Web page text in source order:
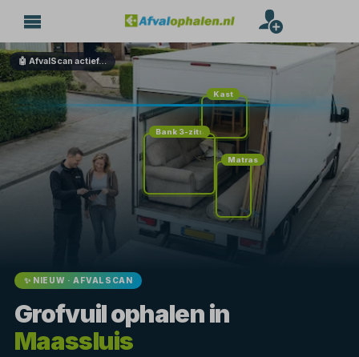
🤖 AfvalScan actief…
Bank 3-zits
Matras
Kast
✨ NIEUW · AFVALSCAN
Grofvuil ophalen in
Maassluis